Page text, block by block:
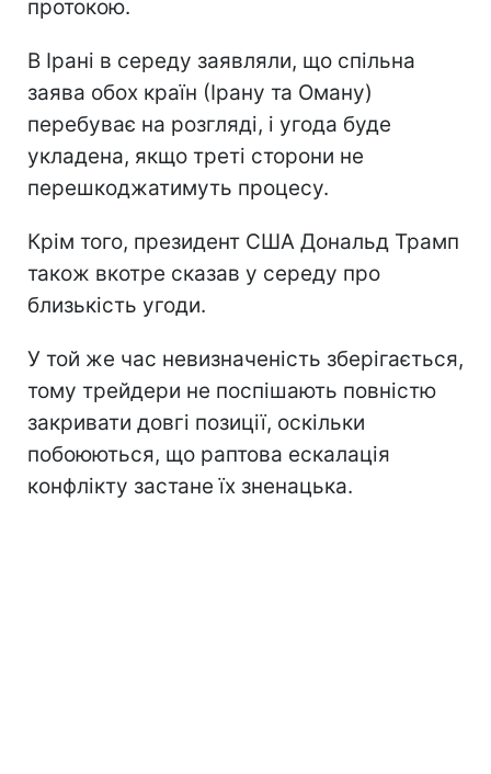
протокою.
В Ірані в середу заявляли, що спільна
заява обох країн (Ірану та Оману)
перебуває на розгляді, і угода буде
укладена, якщо треті сторони не
перешкоджатимуть процесу.
Крім того, президент США Дональд Трамп
також вкотре сказав у середу про
близькість угоди.
У той же час невизначеність зберігається,
тому трейдери не поспішають повністю
закривати довгі позиції, оскільки
побоюються, що раптова ескалація
конфлікту застане їх зненацька.